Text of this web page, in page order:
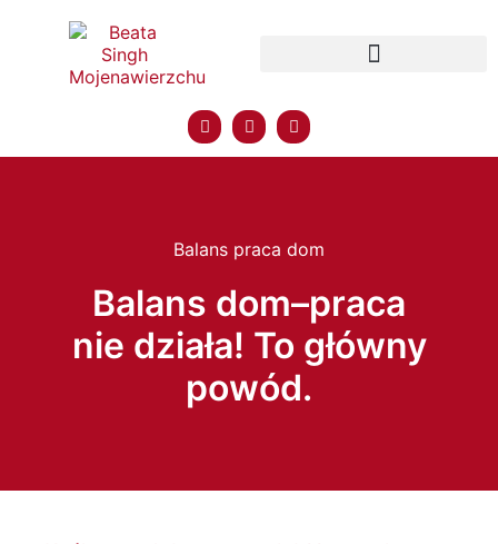
Balans praca dom
Balans dom–praca
nie działa! To główny
powód.